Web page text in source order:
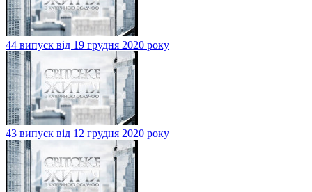
44 випуск від 19 грудня 2020 року
43 випуск від 12 грудня 2020 року